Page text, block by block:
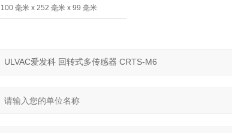
100 毫米 x 252 毫米 x 99 毫米